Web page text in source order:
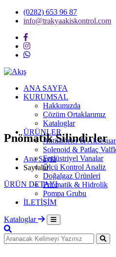
(0282) 653 96 87
info@trakyaakiskontrol.com
ANA SAYFA
KURUMSAL
Hakkımızda
Çözüm Ortaklarımız
Kataloglar
ÜRÜNLER
Aktüatörler &
Solenoid & Patlaç
Endüstriyel Vanalar
Ölçü Kontrol Analiz
Doğalgaz Ürünleri
Pnömatik & Hidrolik
Pompa Grubu
İLETİŞİM
Kataloglar
Pnömatik Silindirler
Ana Sayfa
Sayfalar
ÜRÜN DETAYI